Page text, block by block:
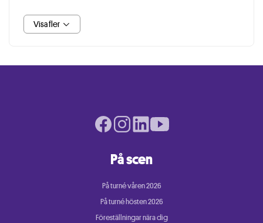
Visa fler
På scen
På turné våren 2026
På turné hösten 2026
Föreställningar nära dig
Facebook page
Instagram page
LinkedIn pageYoutube page